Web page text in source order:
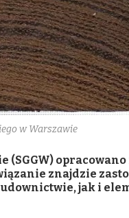
w Warszawie
(SGGW)
znajdzie
jak i